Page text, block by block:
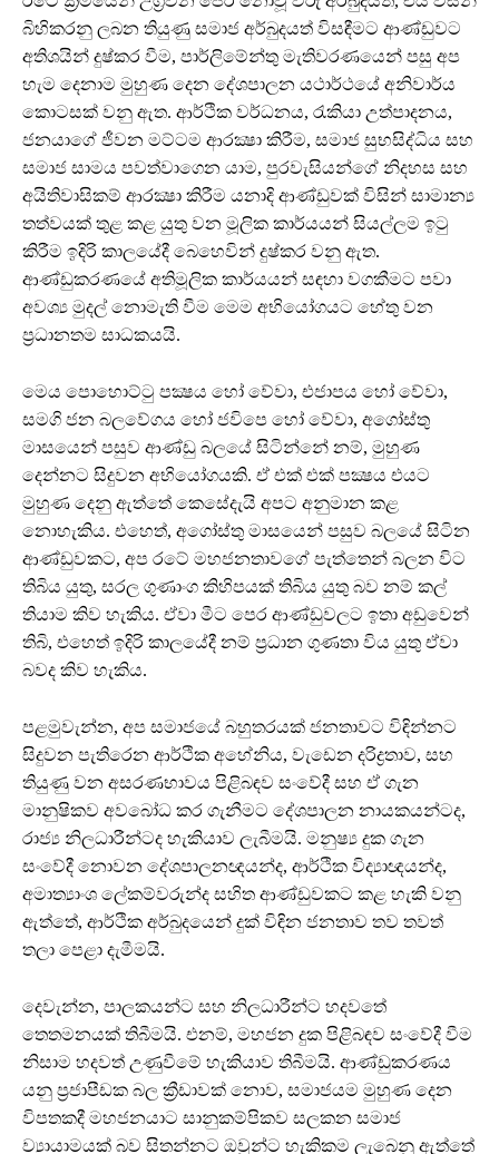
බිහිකරනු ලබන තියුණු සමාජ අර්බුදයත් විසඳීමට ආණ්ඩුවට
අතිශයින් දුෂ්කර වීම, පාර්ලිමේන්තු මැතිවරණයෙන් පසු අප
හැම දෙනාම මුහුණ දෙන දේශපාලන යථාර්ථයේ අනිවාර්ය
කොටසක් වනු ඇත. ආර්ථික වර්ධනය, රැකියා උත්පාදනය,
ජනයාගේ ජීවන මට්ටම ආරක්‍ෂා කිරීම, සමාජ සුභසිද්ධිය සහ
සමාජ සාමය පවත්වාගෙන යාම, පුරවැසියන්ගේ නිදහස සහ
අයිතිවාසිකම් ආරක්‍ෂා කිරීම යනාදි ආණ්ඩුවක් විසින් සාමාන්‍ය
තත්වයක් තුළ කළ යුතු වන මූලික කාර්යයන් සියල්ලම ඉටු
කිරීම ඉදිරි කාලයේදී බෙහෙවින් දුෂ්කර වනු ඇත.
ආණ්ඩුකරණයේ අතිමූලික කාර්යයන් සඳහා වගකීමට පවා
අවශ්‍ය මුදල් නොමැති වීම මෙම අභියෝගයට හේතු වන
ප්‍රධානතම සාධකයයි.
මෙය පොහොට්ටු පක්‍ෂය හෝ වේවා, එජාපය හෝ වේවා,
සමගි ජන බලවේගය හෝ ජවිපෙ හෝ වේවා, අගෝස්තු
මාසයෙන් පසුව ආණ්ඩු බලයේ සිටින්නේ නම්, මුහුණ
දෙන්නට සිදුවන අභියෝගයකි. ඒ එක් එක් පක්‍ෂය එයට
මුහුණ දෙනු ඇත්තේ කෙසේදැයි අපට අනුමාන කළ
නොහැකිය. එහෙත්, අගෝස්තු මාසයෙන් පසුව බලයේ සිටින
ආණ්ඩුවකට, අප රටේ මහජනතාවගේ පැත්තෙන් බලන විට
තිබිය යුතු, සරල ගුණාංග කිහිපයක් තිබිය යුතු බව නම් කල්
තියාම කිව හැකිය. ඒවා මීට පෙර ආණ්ඩුවලට ඉතා අඩුවෙන්
තිබි, එහෙත් ඉදිරි කාලයේදී නම් ප්‍රධාන ගුණතා විය යුතු ඒවා
බවද කිව හැකිය.
පළමුවැන්න, අප සමාජයේ බහුතරයක් ජනතාවට විඳින්නට
සිදුවන පැතිරෙන ආර්ථික අහේනිය, වැඩෙන දරිද්‍රතාව, සහ
තියුණු වන අසරණභාවය පිළිබඳව සංවේදී සහ ඒ ගැන
මානුෂිකව අවබෝධ කර ගැනීමට දේශපාලන නායකයන්ටද,
රාජ්‍ය නිලධාරීන්ටද හැකියාව ලැබීමයි. මනුෂ්‍ය දුක ගැන
සංවේදී නොවන දේශපාලනඥයන්ද, ආර්ථික විද්‍යාඥයන්ද,
අමාත්‍යාංශ ලේකම්වරුන්ද සහිත ආණ්ඩුවකට කළ හැකි වනු
ඇත්තේ, ආර්ථික අර්බුදයෙන් දුක් විඳින ජනතාව තව තවත්
තලා පෙළා දැමීමයි.
දෙවැන්න, පාලකයන්ට සහ නිලධාරීන්ට හදවතේ
තෙතමනයක් තිබීමයි. එනම්, මහජන දුක පිළිබඳව සංවේදී වීම
නිසාම හදවත් උණුවීමේ හැකියාව තිබීමයි. ආණ්ඩුකරණය
යනු ප්‍රජාපීඩක බල ක්‍රීඩාවක් නොව, සමාජයම මුහුණ දෙන
විපතකදී මහජනයාට සානුකම්පිකව සලකන සමාජ
ව්‍යායාමයක් බව සිතන්නට ඔවුන්ට හැකිකම ලැබෙනු ඇත්තේ